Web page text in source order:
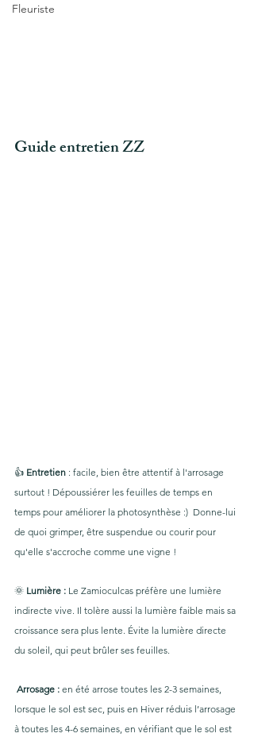
Fleuriste
Guide entretien ZZ
👍 Entretien : facile, bien être attentif à l'arrosage
surtout ! Dépoussiérer les feuilles de temps en
temps pour améliorer la photosynthèse :)  Donne-lui
de quoi grimper, être suspendue ou courir pour
qu'elle s'accroche comme une vigne !
🌞 Lumière : Le Zamioculcas préfère une lumière
indirecte vive. Il tolère aussi la lumière faible mais sa
croissance sera plus lente. Évite la lumière directe
du soleil, qui peut brûler ses feuilles.
Arrosage : en été arrose toutes les 2-3 semaines,
lorsque le sol est sec, puis en Hiver réduis l’arrosage
à toutes les 4-6 semaines, en vérifiant que le sol est